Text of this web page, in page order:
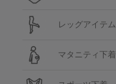
レッグアイテム
マタニティ下着